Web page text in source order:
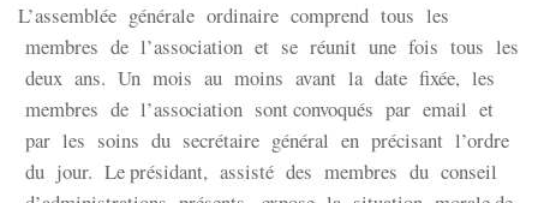
L’assemblée générale ordinaire comprend tous les
membres de l’association et se réunit une fois tous les
deux ans. Un mois au moins avant la date fixée, les
membres de l’association sont convoqués par email et
par les soins du secrétaire général en précisant l’ordre
du jour. Le présidant, assisté des membres du conseil